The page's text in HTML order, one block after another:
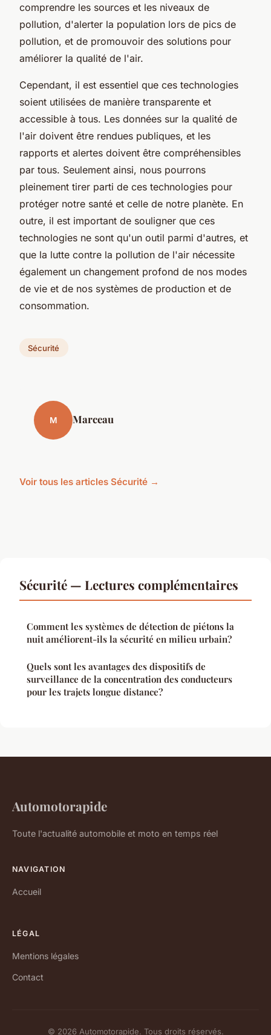
comprendre les sources et les niveaux de
pollution, d'alerter la population lors de pics de
pollution, et de promouvoir des solutions pour
améliorer la qualité de l'air.
Cependant, il est essentiel que ces technologies
soient utilisées de manière transparente et
accessible à tous. Les données sur la qualité de
l'air doivent être rendues publiques, et les
rapports et alertes doivent être compréhensibles
par tous. Seulement ainsi, nous pourrons
pleinement tirer parti de ces technologies pour
protéger notre santé et celle de notre planète. En
outre, il est important de souligner que ces
technologies ne sont qu'un outil parmi d'autres, et
que la lutte contre la pollution de l'air nécessite
également un changement profond de nos modes
de vie et de nos systèmes de production et de
consommation.
Sécurité
M Marceau
Voir tous les articles Sécurité →
Sécurité — Lectures complémentaires
Comment les systèmes de détection de piétons la
nuit améliorent-ils la sécurité en milieu urbain?
Quels sont les avantages des dispositifs de
surveillance de la concentration des conducteurs
pour les trajets longue distance?
Automotorapide
Toute l'actualité automobile et moto en temps réel
NAVIGATION
Accueil
LÉGAL
Mentions légales
Contact
© 2026 Automotorapide. Tous droits réservés.